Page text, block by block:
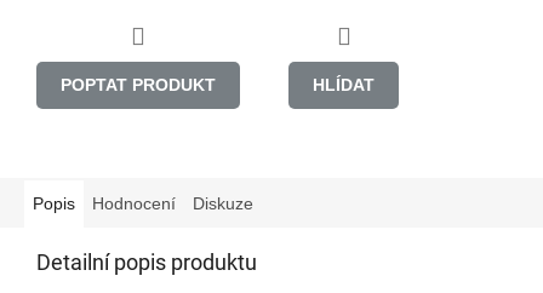
POPTAT PRODUKT HLÍDAT
Popis Hodnocení Diskuze
Detailní popis produktu